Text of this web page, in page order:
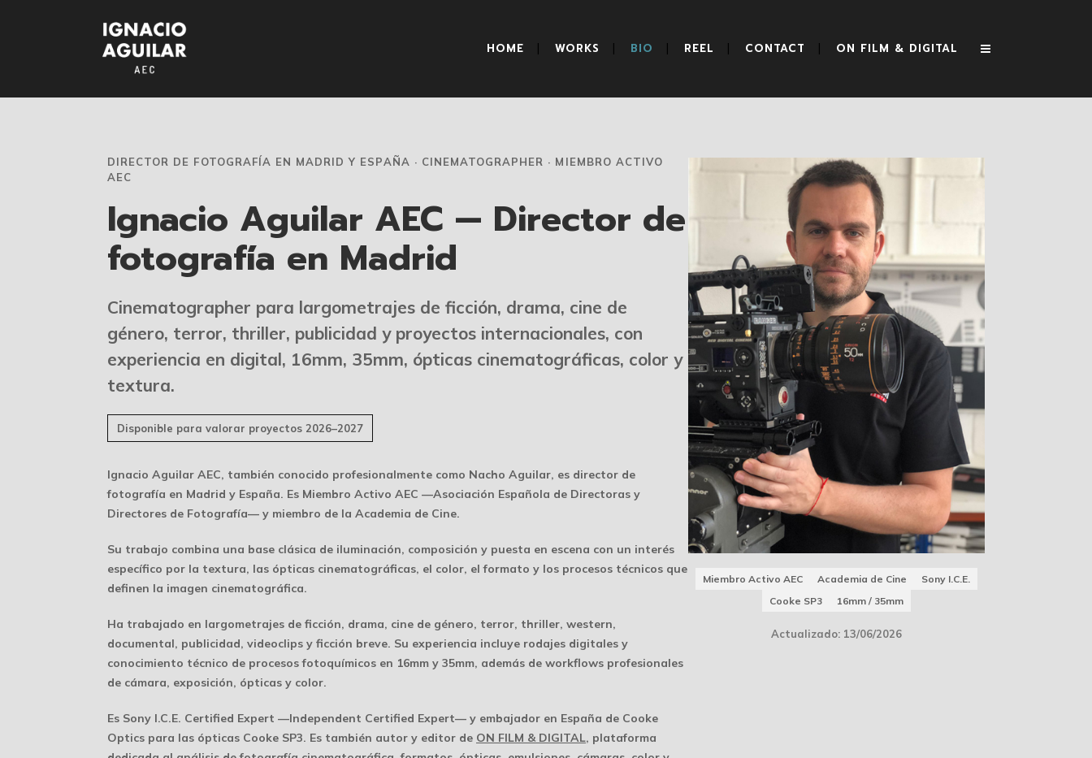
HOME WORKS BIO REEL CONTACT ON FILM & DIGITAL
DIRECTOR DE FOTOGRAFÍA EN MADRID Y ESPAÑA · CINEMATOGRAPHER · MIEMBRO ACTIVO
AEC
Ignacio Aguilar AEC — Director de
fotografía en Madrid
Cinematographer para largometrajes de ficción, drama, cine de
género, terror, thriller, publicidad y proyectos internacionales, con
experiencia en digital, 16mm, 35mm, ópticas cinematográficas, color y
textura.
Disponible para valorar proyectos 2026–2027
Ignacio Aguilar AEC, también conocido profesionalmente como Nacho Aguilar, es director de
fotografía en Madrid y España. Es Miembro Activo AEC —Asociación Española de Directoras y
Directores de Fotografía— y miembro de la Academia de Cine.
Su trabajo combina una base clásica de iluminación, composición y puesta en escena con un interés
específico por la textura, las ópticas cinematográficas, el color, el formato y los procesos técnicos que
definen la imagen cinematográfica.
Ha trabajado en largometrajes de ficción, drama, cine de género, terror, thriller, western,
documental, publicidad, videoclips y ficción breve. Su experiencia incluye rodajes digitales y
conocimiento técnico de procesos fotoquímicos en 16mm y 35mm, además de workflows profesionales
de cámara, exposición, ópticas y color.
Es Sony I.C.E. Certified Expert —Independent Certified Expert— y embajador en España de Cooke
Optics para las ópticas Cooke SP3. Es también autor y editor de ON FILM & DIGITAL, plataforma
Miembro Activo AEC Academia de Cine
Sony I.C.E.
Cooke SP3
16mm / 35mm
Actualizado: 13/06/2026